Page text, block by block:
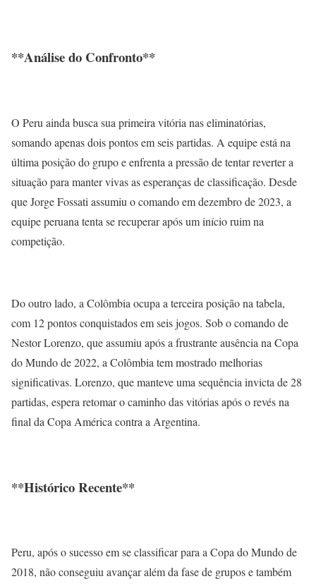
**Análise do Confronto**
O Peru ainda busca sua primeira vitória nas eliminatórias,
somando apenas dois pontos em seis partidas. A equipe está na
última posição do grupo e enfrenta a pressão de tentar reverter a
situação para manter vivas as esperanças de classificação. Desde
que Jorge Fossati assumiu o comando em dezembro de 2023, a
equipe peruana tenta se recuperar após um início ruim na
competição.
Do outro lado, a Colômbia ocupa a terceira posição na tabela,
com 12 pontos conquistados em seis jogos. Sob o comando de
Nestor Lorenzo, que assumiu após a frustrante ausência na Copa
do Mundo de 2022, a Colômbia tem mostrado melhorias
significativas. Lorenzo, que manteve uma sequência invicta de 28
partidas, espera retomar o caminho das vitórias após o revés na
final da Copa América contra a Argentina.
**Histórico Recente**
Peru, após o sucesso em se classificar para a Copa do Mundo de
2018, não conseguiu avançar além da fase de grupos e também